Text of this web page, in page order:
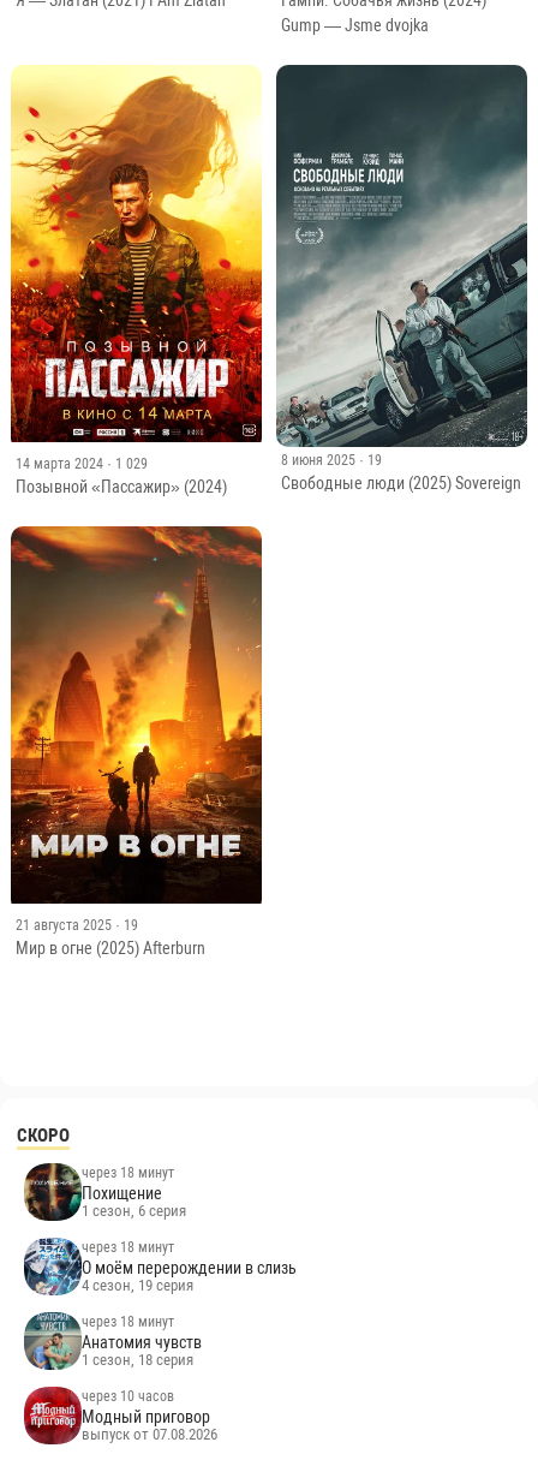
Gump — Jsme dvojka
14 марта 2024 · 1 029
Позывной «Пассажир» (2024)
8 июня 2025 · 19
Свободные люди (2025) Sovereign
21 августа 2025 · 19
Мир в огне (2025) Afterburn
СКОРО
через 18 минут
Похищение
1 сезон, 6 серия
через 18 минут
О моём перерождении в слизь
4 сезон, 19 серия
через 18 минут
Анатомия чувств
1 сезон, 18 серия
через 10 часов
Модный приговор
выпуск от 07.08.2026